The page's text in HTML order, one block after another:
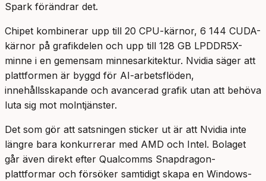
Spark förändrar det.
Chipet kombinerar upp till 20 CPU-kärnor, 6 144 CUDA-
kärnor på grafikdelen och upp till 128 GB LPDDR5X-
minne i en gemensam minnesarkitektur. Nvidia säger att
plattformen är byggd för AI-arbetsflöden,
innehållsskapande och avancerad grafik utan att behöva
luta sig mot molntjänster.
Det som gör att satsningen sticker ut är att Nvidia inte
längre bara konkurrerar med AMD och Intel. Bolaget
går även direkt efter Qualcomms Snapdragon-
plattformar och försöker samtidigt skapa en Windows-